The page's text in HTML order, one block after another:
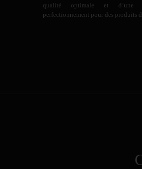
qualité optimale et d’une
perfectionnement pour des produits